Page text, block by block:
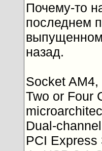
Почему-то
последнем
выпущенном
назад.
Socket
Two or Four
Dual-
PCI Express